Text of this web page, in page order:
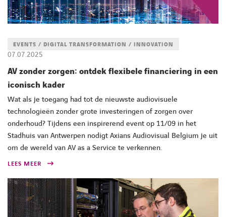
07.07.2025
EVENTS / DIGITAL TRANSFORMATION / INNOVATION
AV zonder zorgen: ontdek flexibele financiering in een
iconisch kader
Wat als je toegang had tot de nieuwste audiovisuele
technologieën zonder grote investeringen of zorgen over
onderhoud? Tijdens een inspirerend event op 11/09 in het
Stadhuis van Antwerpen nodigt Axians Audiovisual Belgium je uit
om de wereld van AV as a Service te verkennen.
LEES MEER